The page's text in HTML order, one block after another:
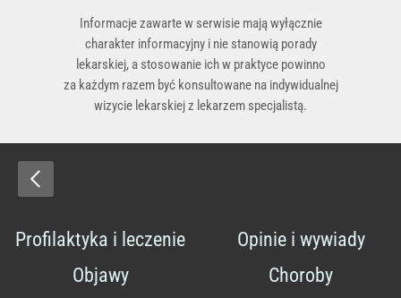
Informacje zawarte w serwisie mają wyłącznie
charakter informacyjny i nie stanowią porady
lekarskiej, a stosowanie ich w praktyce powinno
za każdym razem być konsultowane na indywidualnej
wizycie lekarskiej z lekarzem specjalistą.
Profilaktyka i leczenie
Opinie i wywiady
Objawy
Choroby